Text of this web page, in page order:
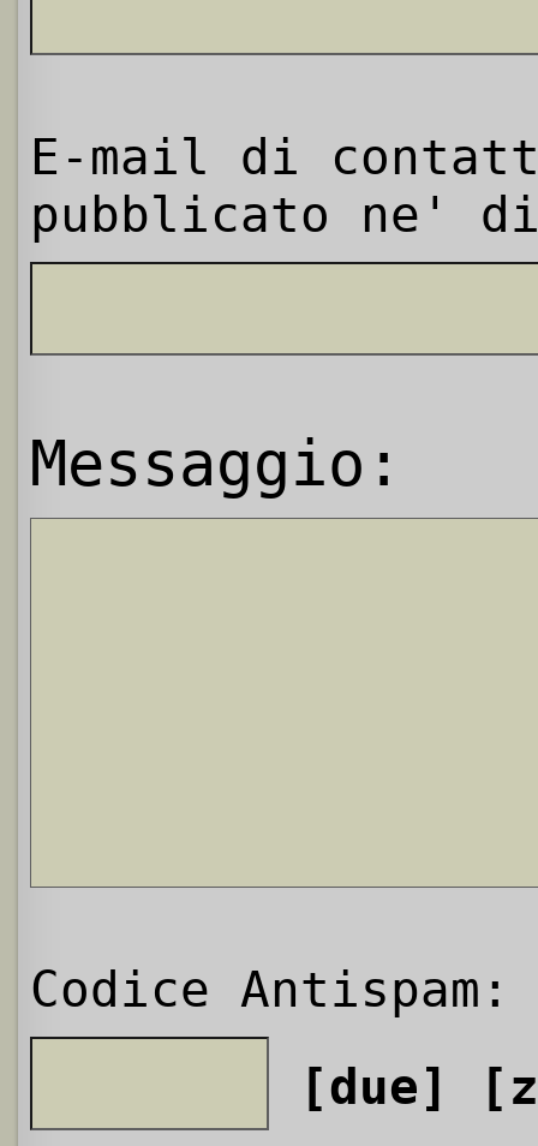
E-mail di
pubblicato ne'
Messaggio:
Codice Antispam:
[due]